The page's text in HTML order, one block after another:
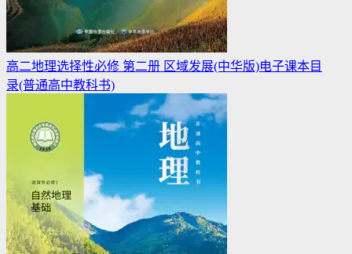
高二地理选择性必修 第二册 区域发展(中华版)电子课本目
录(普通高中教科书)